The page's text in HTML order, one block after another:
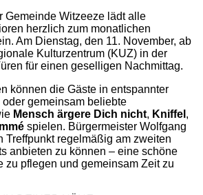
Gemeinde Witzeeze lädt alle
herzlich zum monatlichen
Am Dienstag, den 11. November, ab
Kulturzentrum (KUZ) in der
für einen geselligen Nachmittag.
können die Gäste in entspannter
gemeinsam beliebte
Mensch ärgere Dich nicht, Kniffel ,
spielen. Bürgermeister Wolfgang
Treffpunkt regelmäßig am zweiten
anbieten zu können – eine schöne
zu pflegen und gemeinsam Zeit zu